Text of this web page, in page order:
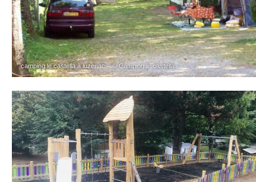
camping le castella à luzenac – © Camping le castella